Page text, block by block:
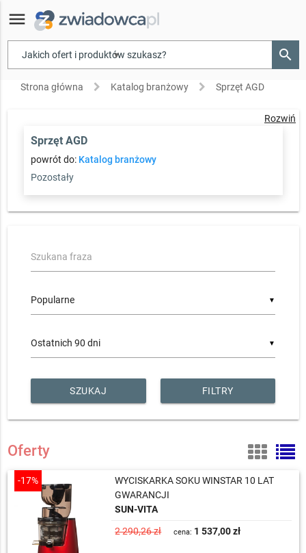
menu
▾ search
Strona główna Katalog branżowy Sprzęt AGD
Rozwiń
Sprzęt AGD
powrót do: Katalog branżowy
Pozostały
Szukana fraza
▼
▼
FILTRY
Oferty
-17%
WYCISKARKA SOKU WINSTAR 10 LAT
GWARANCJI
SUN-VITA
2 290,26 zł
cena: 1 537,00 zł